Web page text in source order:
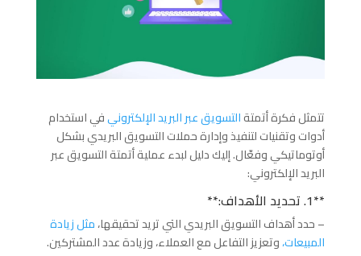
تتمثل فكرة أتمتةالتسويق عبر البريد الإلكترونيفي استخدام
أدوات وتقنيات لتنفيذ وإدارة حملات التسويق البريدي بشكل
أوتوماتيكي وفعّال. إليك دليل لبدء عملية أتمتة التسويق عبر
البريد الإلكتروني:
**1. تحديد الأهداف:**
– حدد أهداف التسويق البريدي التي تريد تحقيقها،مثل زيادة
المبيعات،وتعزيز التفاعل مع العملاء، وزيادة عدد المشتركين.